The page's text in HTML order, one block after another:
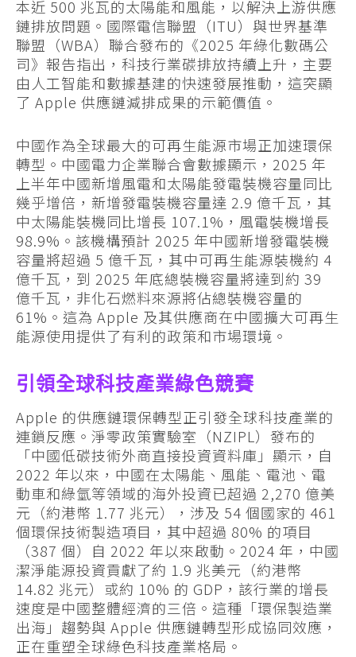
本近 500 兆瓦的太陽能和風能，以解決上游供應
鏈排放問題。國際電信聯盟（ITU）與世界基準
聯盟（WBA）聯合發布的《2025 年綠化數碼公
司》報告指出，科技行業碳排放持續上升，主要
由人工智能和數據基建的快速發展推動，這突顯
了 Apple 供應鏈減排成果的示範價值。
中國作為全球最大的可再生能源市場正加速環保
轉型。中國電力企業聯合會數據顯示，2025 年
上半年中國新增風電和太陽能發電裝機容量同比
幾乎增倍，新增發電裝機容量達 2.9 億千瓦，其
中太陽能裝機同比增長 107.1%，風電裝機增長
98.9%。該機構預計 2025 年中國新增發電裝機
容量將超過 5 億千瓦，其中可再生能源裝機約 4
億千瓦，到 2025 年底總裝機容量將達到約 39
億千瓦，非化石燃料來源將佔總裝機容量的
61%。這為 Apple 及其供應商在中國擴大可再生
能源使用提供了有利的政策和市場環境。
引領全球科技產業綠色競賽
Apple 的供應鏈環保轉型正引發全球科技產業的
連鎖反應。淨零政策實驗室（NZIPL）發布的
「中國低碳技術外商直接投資資料庫」顯示，自
2022 年以來，中國在太陽能、風能、電池、電
動車和綠氫等領域的海外投資已超過 2,270 億美
元（約港幣 1.77 兆元），涉及 54 個國家的 461
個環保技術製造項目，其中超過 80% 的項目
（387 個）自 2022 年以來啟動。2024 年，中國
潔淨能源投資貢獻了約 1.9 兆美元（約港幣
14.82 兆元）或約 10% 的 GDP，該行業的增長
速度是中國整體經濟的三倍。這種「環保製造業
出海」趨勢與 Apple 供應鏈轉型形成協同效應，
正在重塑全球綠色科技產業格局。